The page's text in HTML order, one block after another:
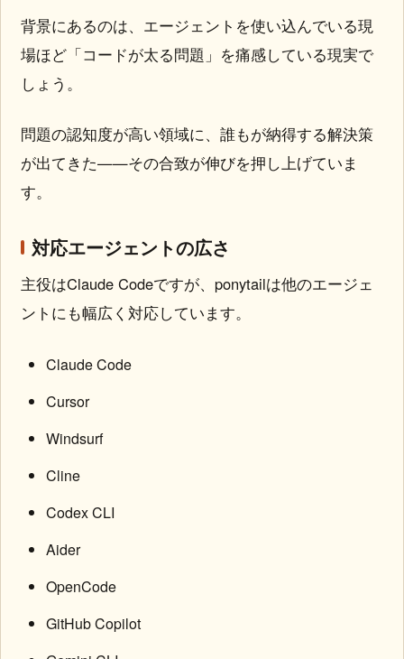
背景にあるのは、エージェントを使い込んでいる現
場ほど「コードが太る問題」を痛感している現実で
しょう。
問題の認知度が高い領域に、誰もが納得する解決策
が出てきた——その合致が伸びを押し上げていま
す。
対応エージェントの広さ
主役はClaude Codeですが、ponytailは他のエージェ
ントにも幅広く対応しています。
Claude Code
Cursor
Windsurf
Cline
Codex CLI
Aider
OpenCode
GitHub Copilot